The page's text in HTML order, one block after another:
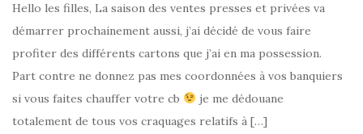
Hello les filles, La saison des ventes presses et privées va
démarrer prochainement aussi, j’ai décidé de vous faire
profiter des différents cartons que j’ai en ma possession.
Part contre ne donnez pas mes coordonnées à vos banquiers
si vous faites chauffer votre cb
je me dédouane
totalement de tous vos craquages relatifs à […]